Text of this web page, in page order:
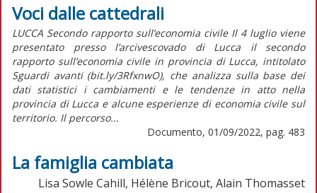
Voci dalle cattedrali
LUCCA Secondo rapporto sull’economia civile Il 4 luglio viene
presentato presso l’arcivescovado di Lucca il secondo
rapporto sull’economia civile in provincia di Lucca, intitolato
Sguardi avanti (bit.ly/3RfxnwO), che analizza sulla base dei
dati statistici i cambiamenti e le tendenze in atto nella
provincia di Lucca e alcune esperienze di economia civile sul
territorio. Il percorso...
Documento, 01/09/2022, pag. 483
La famiglia cambiata
Lisa Sowle Cahill, Hélène Bricout, Alain Thomasset